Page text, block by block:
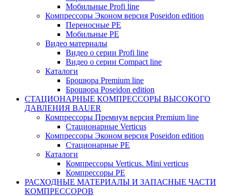
Мобильные Profi line
Компрессоры Эконом версия Poseidon edition
Переносные PE
Мобильные PE
Видео материалы
Видео о серии Profi line
Видео о серии Compact line
Каталоги
Брошюра Premium line
Брошюра Poseidon edition
СТАЦИОНАРНЫЕ КОМПРЕССОРЫ ВЫСОКОГО
ДАВЛЕНИЯ BAUER
Компрессоры Премиум версия Premium line
Стационарные Verticus
Компрессоры Эконом версия Poseidon edition
Стационарные PE
Каталоги
Компрессоры Verticus. Mini verticus
Компрессоры PE
РАСХОДНЫЕ МАТЕРИАЛЫ И ЗАПАСНЫЕ ЧАСТИ
КОМПРЕССОРОВ